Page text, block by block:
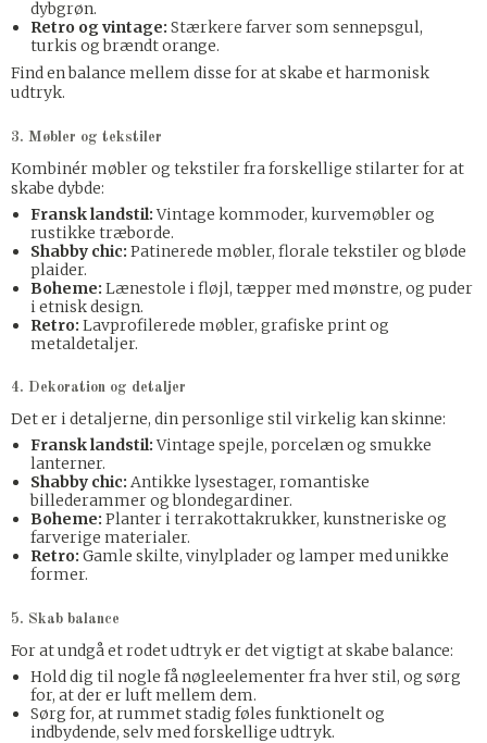
dybgrøn.
Retro og vintage: Stærkere farver som sennepsgul,
turkis og brændt orange.
Find en balance mellem disse for at skabe et harmonisk
udtryk.
3. Møbler og tekstiler
Kombinér møbler og tekstiler fra forskellige stilarter for at
skabe dybde:
Fransk landstil:Vintage kommoder, kurvemøbler og
rustikke træborde.
Shabby chic: Patinerede møbler, florale tekstiler og bløde
plaider.
Boheme: Lænestole i fløjl, tæpper med mønstre, og puder
i etnisk design.
Retro: Lavprofilerede møbler, grafiske print og
metaldetaljer.
4. Dekoration og detaljer
Det er i detaljerne, din personlige stil virkelig kan skinne:
Fransk landstil:Vintage spejle, porcelæn og smukke
lanterner.
Shabby chic: Antikke lysestager, romantiske
billederammer og blondegardiner.
Boheme: Planter i terrakottakrukker, kunstneriske og
farverige materialer.
Retro: Gamle skilte, vinylplader og lamper med unikke
former.
5. Skab balance
For at undgå et rodet udtryk er det vigtigt at skabe balance:
Hold dig til nogle få nøgleelementer fra hver stil, og sørg
for, at der er luft mellem dem.
Sørg for, at rummet stadig føles funktionelt og
indbydende, selv med forskellige udtryk.